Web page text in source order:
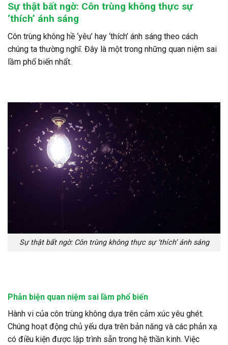
Sự thật bất ngờ: Côn trùng không thực sự
‘thích’ ánh sáng
Côn trùng không hề ‘yêu’ hay ‘thích’ ánh sáng theo cách
chúng ta thường nghĩ. Đây là một trong những quan niệm sai
lầm phổ biến nhất.
Sự thật bất ngờ: Côn trùng không thực sự ‘thích’ ánh sáng
Phản biện quan niệm sai lầm phổ biến
Hành vi của côn trùng không dựa trên cảm xúc yêu ghét.
Chúng hoạt động chủ yếu dựa trên bản năng và các phản xạ
có điều kiện được lập trình sẵn trong hệ thần kinh. Việc